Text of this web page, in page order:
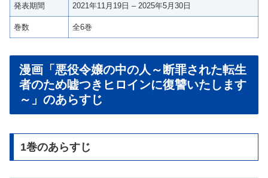
発表期間 2021年11月19日 – 2025年5月30日
巻数 全6巻
漫画「悪役令嬢の中の人～断罪された転生
者のため嘘つきヒロインに復讐いたします
～」のあらすじ
1巻のあらすじ